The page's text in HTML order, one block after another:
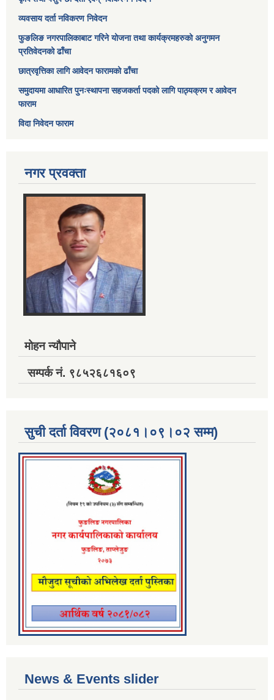
व्यवसाय दर्ता नविकरण निवेदन
फुङलिङ नगरपालिकाबाट गरिने योजना तथा कार्यक्रमहरुको अनुगमन
प्रतिवेदनको ढाँचा
छात्रवृत्तिका लागि आवेदन फारामको ढाँचा
समुदायमा आधारित पुनःस्थापना सहजकर्ता पदको लागि पाठ्यक्रम र आवेदन
फाराम
विदा निवेदन फाराम
नगर प्रवक्ता
मोहन न्यौपाने
सम्पर्क नं. ९८५२६८१६०९
सुची दर्ता विवरण (२०८१।०९।०२ सम्म)
News & Events slider